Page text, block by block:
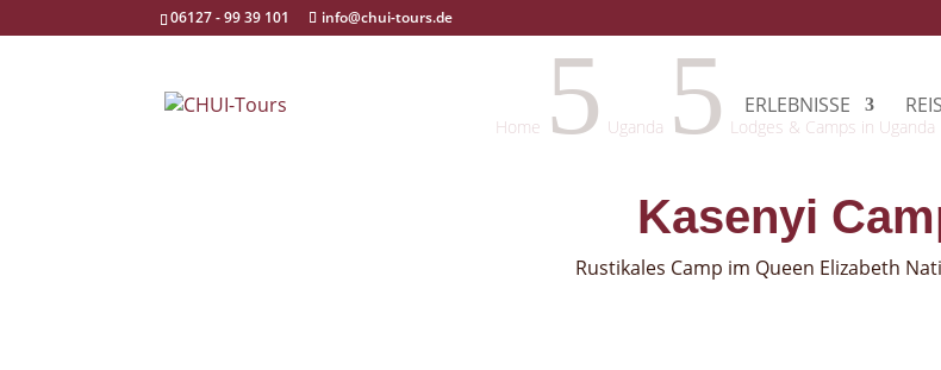
06127 - 99 39 101 info@chui-tours.de
ERLEBNISSE
Home 5 Uganda 5 Lodges & Camps in Uganda
Kasenyi
Rustikales Camp im Queen Elizabeth